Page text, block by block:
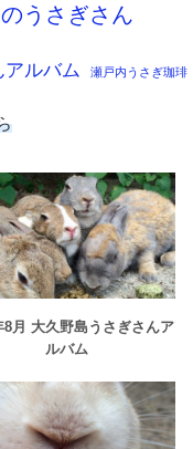
うさぎさん
ルバム 瀬戸内うさぎ珈琲
8月 大久野島うさぎさんア
ルバム